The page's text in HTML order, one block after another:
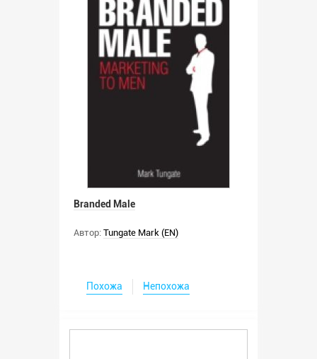
Branded Male
Автор: Tungate Mark (EN)
Похожа Непохожа